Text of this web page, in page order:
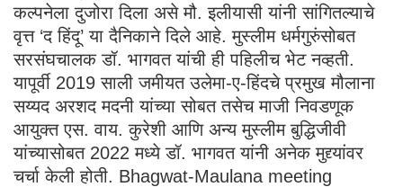
कल्पनेला दुजोरा दिला असे मौ. इलीयासी यांनी सांगितल्याचे
वृत्त ‘द हिंदू’ या दैनिकाने दिले आहे. मुस्लीम धर्मगुरुंसोबत
सरसंघचालक डॉ. भागवत यांची ही पहिलीच भेट नव्हती.
यापूर्वी 2019 साली जमीयत उलेमा-ए-हिंदचे प्रमुख मौलाना
सय्यद अरशद मदनी यांच्या सोबत तसेच माजी निवडणूक
आयुक्त एस. वाय. कुरेशी आणि अन्य मुस्लीम बुद्धिजीवी
यांच्यासोबत 2022 मध्ये डॉ. भागवत यांनी अनेक मुद्द्यांवर
चर्चा केली होती. Bhagwat-Maulana meeting